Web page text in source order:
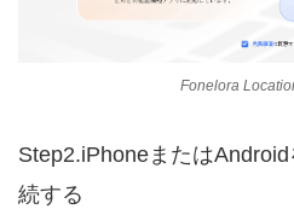
Fonelora
Step2.iPhoneまたは
続する